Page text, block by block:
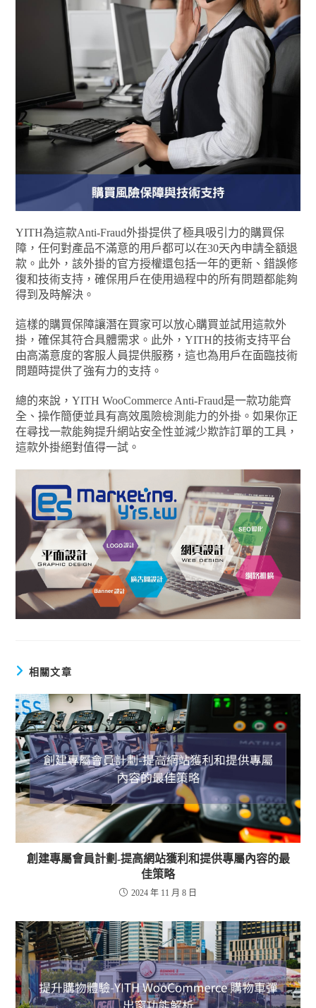
YITH為這款Anti-Fraud外掛提供了極具吸引力的購買保
障，任何對產品不滿意的用戶都可以在30天內申請全額退
款。此外，該外掛的官方授權還包括一年的更新、錯誤修
復和技術支持，確保用戶在使用過程中的所有問題都能夠
得到及時解決。
這樣的購買保障讓潛在買家可以放心購買並試用這款外
掛，確保其符合具體需求。此外，YITH的技術支持平台
由高滿意度的客服人員提供服務，這也為用戶在面臨技術
問題時提供了強有力的支持。
總的來說，YITH WooCommerce Anti-Fraud是一款功能齊
全、操作簡便並具有高效風險檢測能力的外掛。如果你正
在尋找一款能夠提升網站安全性並減少欺詐訂單的工具，
這款外掛絕對值得一試。
相關文章
創建專屬會員計劃-提高網站獲利和提供專屬內容的最
佳策略
2024 年 11 月 8 日